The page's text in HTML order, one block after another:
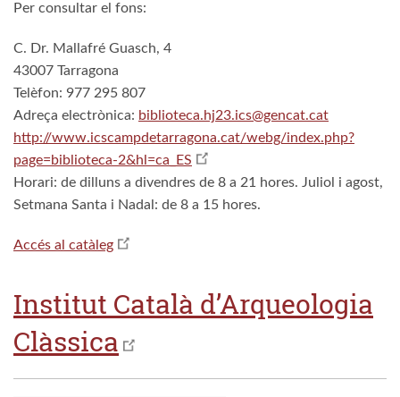
Per consultar el fons:
C. Dr. Mallafré Guasch, 4
43007 Tarragona
Telèfon: 977 295 807
Adreça electrònica: biblioteca.hj23.ics@gencat.cat
http://www.icscampdetarragona.cat/webg/index.php?
page=biblioteca-2&hl=ca_ES
Horari: de dilluns a divendres de 8 a 21 hores. Juliol i agost,
Setmana Santa i Nadal: de 8 a 15 hores.
Accés al catàleg
Institut Català d’Arqueologia
Clàssica